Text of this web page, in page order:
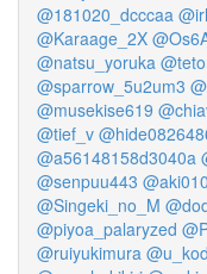
@181020_dcccaa
@Karaage_2X
@natsu_yoruka
@sparrow_5u2um3
@musekise619
@tief_v
@a56148158d3040a
@senpuu443
@Singeki_no_M
@piyoa_palaryzed
@ruiyukimura